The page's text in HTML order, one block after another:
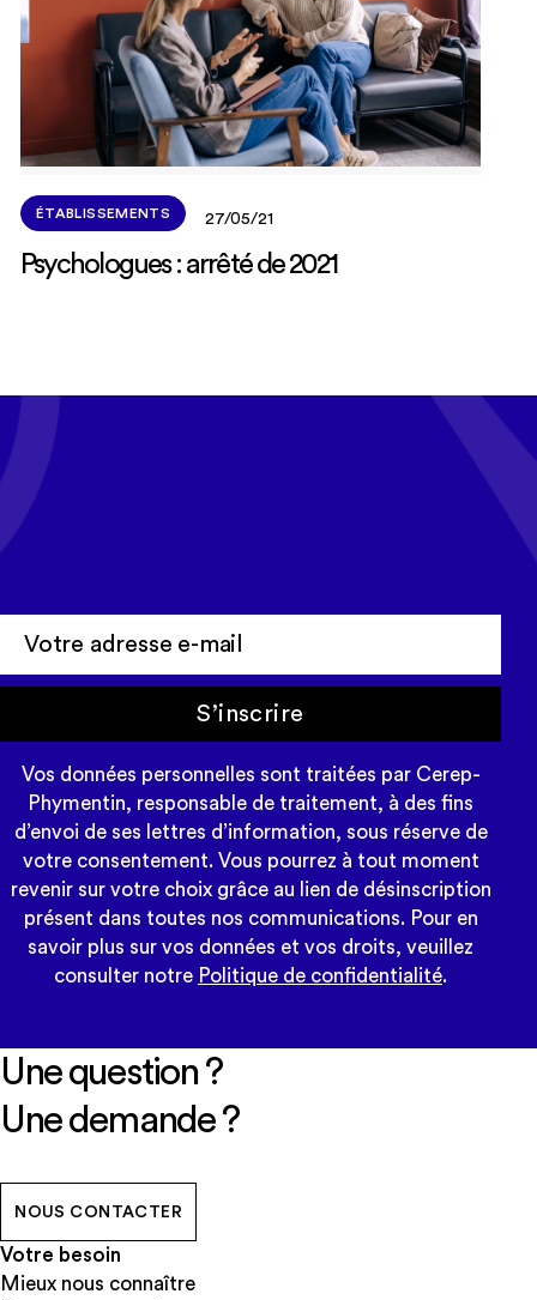
ÉTABLISSEMENTS 27/05/21
Psychologues : arrêté de 2021
Tous les mois, recevez l'actualité
S’inscrire
Vos données personnelles sont traitées par Cerep-
Phymentin, responsable de traitement, à des fins
d’envoi de ses lettres d’information, sous réserve de
votre consentement. Vous pourrez à tout moment
revenir sur votre choix grâce au lien de désinscription
présent dans toutes nos communications. Pour en
savoir plus sur vos données et vos droits, veuillez
consulter notre Politique de confidentialité.
Une question ?
Une demande ?
NOUS CONTACTER
Votre besoin
Mieux nous connaître